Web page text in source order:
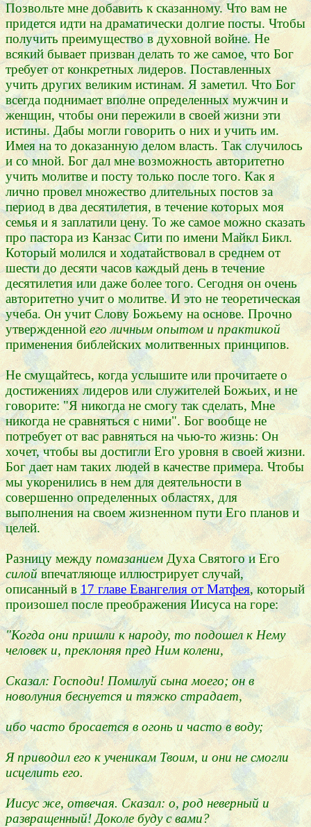
Позвольте мне добавить к сказанному. Что вам не
придется идти на драматически долгие посты. Чтобы
получить преимущество в духовной войне. Не
всякий бывает призван делать то же самое, что Бог
требует от конкретных лидеров. Поставленных
учить других великим истинам. Я заметил. Что Бог
всегда поднимает вполне определенных мужчин и
женщин, чтобы они пережили в своей жизни эти
истины. Дабы могли говорить о них и учить им.
Имея на то доказанную делом власть. Так случилось
и со мной. Бог дал мне возможность авторитетно
учить молитве и посту только после того. Как я
лично провел множество длительных постов за
период в два десятилетия, в течение которых моя
семья и я заплатили цену. То же самое можно сказать
про пастора из Канзас Сити по имени Майкл Бикл.
Который молился и ходатайствовал в среднем от
шести до десяти часов каждый день в течение
десятилетия или даже более того. Сегодня он очень
авторитетно учит о молитве. И это не теоретическая
учеба. Он учит Слову Божьему на основе. Прочно
утвержденнойего личным опытом и практикой
применения библейских молитвенных принципов.
Не смущайтесь, когда услышите или прочитаете о
достижениях лидеров или служителей Божьих, и не
говорите: "Я никогда не смогу так сделать, Мне
никогда не сравняться с ними". Бог вообще не
потребует от вас равняться на чью-то жизнь: Он
хочет, чтобы вы достигли Его уровня в своей жизни.
Бог дает нам таких людей в качестве примера. Чтобы
мы укоренились в нем для деятельности в
совершенно определенных областях, для
выполнения на своем жизненном пути Его планов и
целей.
Разницу между помазаниемДуха Святого и Его
силойвпечатляюще иллюстрирует случай,
описанный в17 главе Евангелия от Матфея, который
произошел после преображения Иисуса на горе:
"Когда они пришли к народу, то подошел к Нему
человек и, преклоняя пред Ним колени,
Сказал: Господи! Помилуй сына моего; он в
новолуния беснуется и тяжко страдает,
ибо часто бросается в огонь и часто в воду;
Я приводил его к ученикам Твоим, и они не смогли
исцелить его.
Иисус же, отвечая. Сказал: о, род неверный и
развращенный! Доколе буду с вами?